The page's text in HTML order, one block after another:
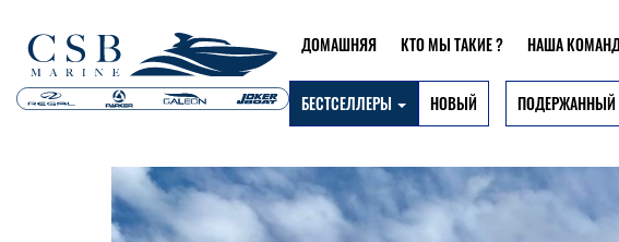
ДОМАШНЯЯ КТО МЫ ТАКИЕ ? НАША
БЕСТСЕЛЛЕРЫ НОВЫЙ ПОДЕРЖАННЫЙ